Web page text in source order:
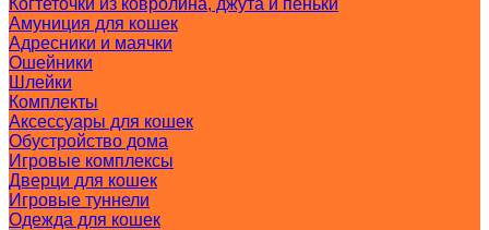
Когтеточки из ковролина, джута и пеньки
Амуниция для кошек
Адресники и маячки
Ошейники
Шлейки
Комплекты
Аксессуары для кошек
Обустройство дома
Игровые комплексы
Дверци для кошек
Игровые туннели
Одежда для кошек